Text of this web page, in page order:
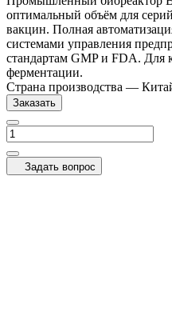
оптимальный объём для
вакцин. Полная
системами управления
стандартам GMP и FDA. Для
ферментации.
Страна производства —
Заказать
Задать вопрос